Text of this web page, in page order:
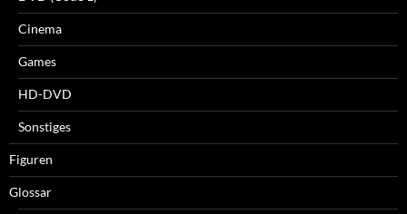
Cinema
Games
HD-DVD
Sonstiges
Figuren
Glossar